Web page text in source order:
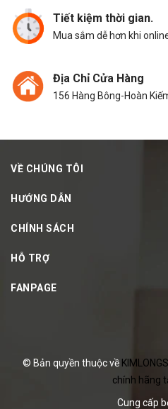
Tiết kiệm thời gian.
Mua sắm dễ hơn khi
Địa Chỉ Cửa Hàng
156 Hàng Bông-Hoàn
VỀ CHÚNG TÔI
HƯỚNG DẪN
CHÍNH SÁCH
HỖ TRỢ
FANPAGE
© Bản quyền thuộc về
chính hãng
Cung cấp